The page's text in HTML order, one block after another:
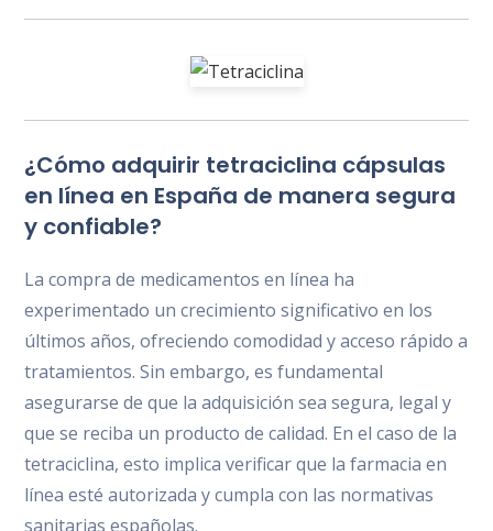
¿Cómo adquirir tetraciclina cápsulas
en línea en España de manera segura
y confiable?
La compra de medicamentos en línea ha
experimentado un crecimiento significativo en los
últimos años, ofreciendo comodidad y acceso rápido a
tratamientos. Sin embargo, es fundamental
asegurarse de que la adquisición sea segura, legal y
que se reciba un producto de calidad. En el caso de la
tetraciclina, esto implica verificar que la farmacia en
línea esté autorizada y cumpla con las normativas
sanitarias españolas.